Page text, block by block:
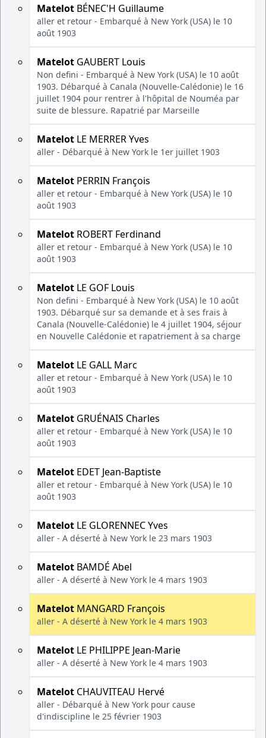
Matelot BÉNEC'H Guillaume
aller et retour - Embarqué à New York (USA) le 10
août 1903
Matelot GAUBERT Louis
Non defini - Embarqué à New York (USA) le 10 août
1903. Débarqué à Canala (Nouvelle-Calédonie) le 16
juillet 1904 pour rentrer à l'hôpital de Nouméa par
suite de blessure. Rapatrié par Marseille
Matelot LE MERRER Yves
aller - Débarqué à New York le 1er juillet 1903
Matelot PERRIN François
aller et retour - Embarqué à New York (USA) le 10
août 1903
Matelot ROBERT Ferdinand
aller et retour - Embarqué à New York (USA) le 10
août 1903
Matelot LE GOF Louis
Non defini - Embarqué à New York (USA) le 10 août
1903. Débarqué sur sa demande et à ses frais à
Canala (Nouvelle-Calédonie) le 4 juillet 1904, séjour
en Nouvelle Calédonie et rapatriement à sa charge
Matelot LE GALL Marc
aller et retour - Embarqué à New York (USA) le 10
août 1903
Matelot GRUÉNAIS Charles
aller et retour - Embarqué à New York (USA) le 10
août 1903
Matelot EDET Jean-Baptiste
aller et retour - Embarqué à New York (USA) le 10
août 1903
Matelot LE GLORENNEC Yves
aller - A déserté à New York le 23 mars 1903
Matelot BAMDÉ Abel
aller - A déserté à New York le 4 mars 1903
Matelot MANGARD François
aller - A déserté à New York le 4 mars 1903
Matelot LE PHILIPPE Jean-Marie
aller - A déserté à New York le 4 mars 1903
Matelot CHAUVITEAU Hervé
aller - Débarqué à New York pour cause
d'indiscipline le 25 février 1903